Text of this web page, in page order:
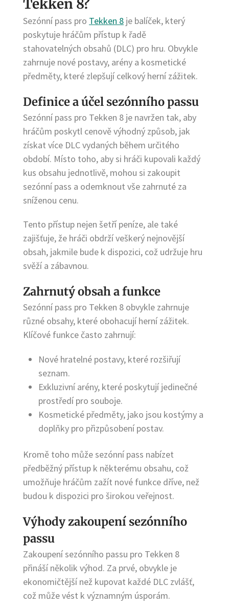
Tekken 8?
Sezónní pass pro Tekken 8 je balíček, který
poskytuje hráčům přístup k řadě
stahovatelných obsahů (DLC) pro hru. Obvykle
zahrnuje nové postavy, arény a kosmetické
předměty, které zlepšují celkový herní zážitek.
Definice a účel sezónního passu
Sezónní pass pro Tekken 8 je navržen tak, aby
hráčům poskytl cenově výhodný způsob, jak
získat více DLC vydaných během určitého
období. Místo toho, aby si hráči kupovali každý
kus obsahu jednotlivě, mohou si zakoupit
sezónní pass a odemknout vše zahrnuté za
sníženou cenu.
Tento přístup nejen šetří peníze, ale také
zajišťuje, že hráči obdrží veškerý nejnovější
obsah, jakmile bude k dispozici, což udržuje hru
svěží a zábavnou.
Zahrnutý obsah a funkce
Sezónní pass pro Tekken 8 obvykle zahrnuje
různé obsahy, které obohacují herní zážitek.
Klíčové funkce často zahrnují:
Nové hratelné postavy, které rozšiřují
seznam.
Exkluzivní arény, které poskytují jedinečné
prostředí pro souboje.
Kosmetické předměty, jako jsou kostýmy a
doplňky pro přizpůsobení postav.
Kromě toho může sezónní pass nabízet
předběžný přístup k některému obsahu, což
umožňuje hráčům zažít nové funkce dříve, než
budou k dispozici pro širokou veřejnost.
Výhody zakoupení sezónního
passu
Zakoupení sezónního passu pro Tekken 8
přináší několik výhod. Za prvé, obvykle je
ekonomičtější než kupovat každé DLC zvlášť,
což může vést k významným úsporám.